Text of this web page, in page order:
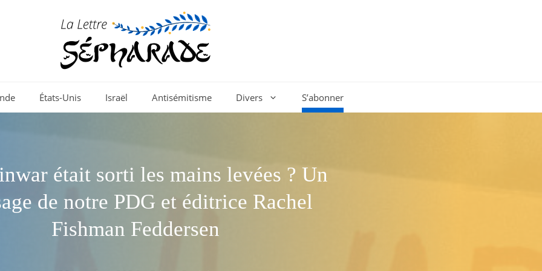
États-Unis Israël Antisémitisme Divers S’abonner
était sorti les mains levées ? Un
de notre PDG et éditrice Rachel
Fishman Feddersen